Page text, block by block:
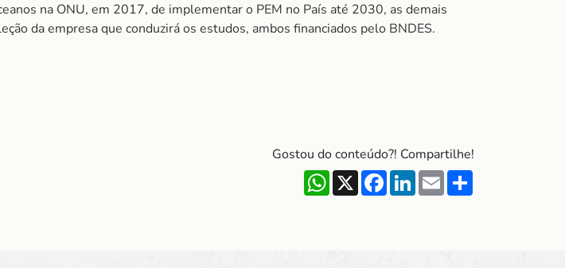
na ONU, em 2017, de implementar o PEM no País até 2030, as demais
da empresa que conduzirá os estudos, ambos financiados pelo BNDES.
Gostou do conteúdo?! Compartilhe!
WhatsApp
X Facebook
LinkedInEmail